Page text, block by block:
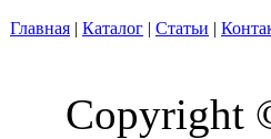
Главная | Каталог | Статьи |
Copyright